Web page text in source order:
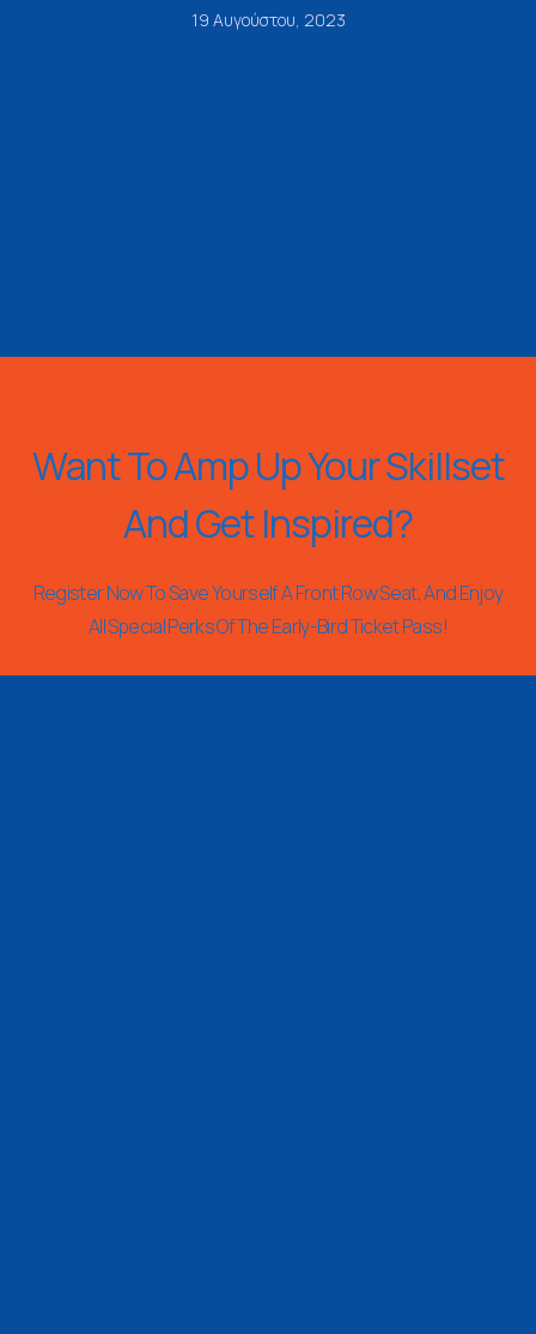
19 Αυγούστου, 2023
Want To Amp Up Your Skillset
And Get Inspired?
Register Now To Save Yourself A Front Row Seat, And Enjoy
All Special Perks Of The Early-Bird Ticket Pass!